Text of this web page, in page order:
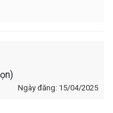
Ngày đăng: 15/04/2025